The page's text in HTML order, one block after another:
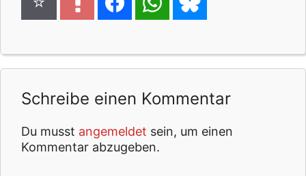
Schreibe einen Kommentar
Du musst angemeldet sein, um einen
Kommentar abzugeben.